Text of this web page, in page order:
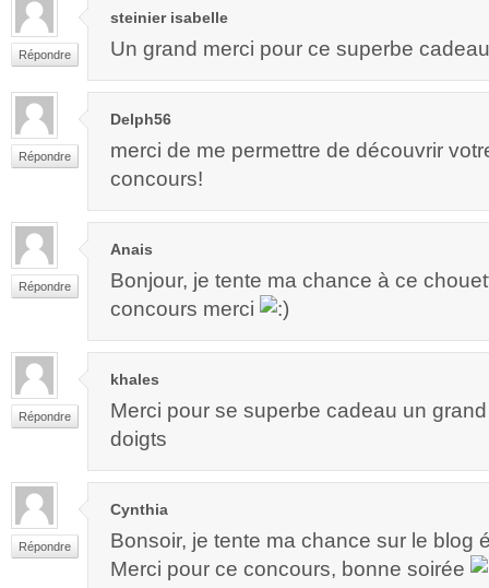
Répondre
steinier isabelle
Un grand merci pour ce superbe
Répondre
Delph56
merci de me permettre de découvrir
concours!
Répondre
Anais
Bonjour, je tente ma chance à ce
concours merci
Répondre
khales
Merci pour se superbe cadeau un
doigts
Répondre
Cynthia
Bonsoir, je tente ma chance sur le blog
Merci pour ce concours, bonne soirée